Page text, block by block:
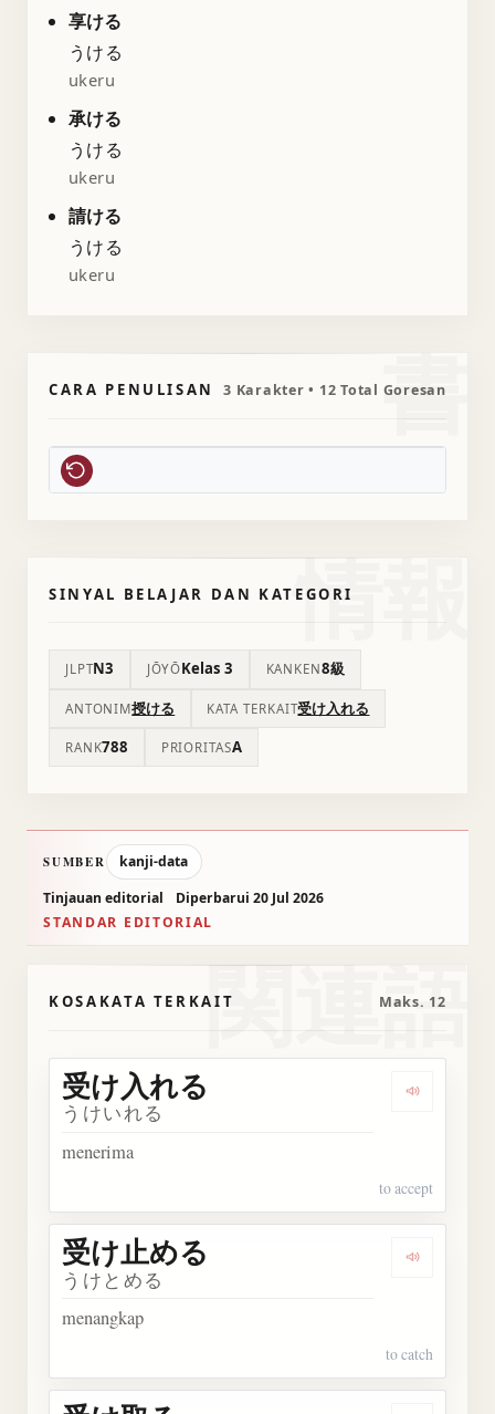
享ける
うける
ukeru
承ける
うける
ukeru
請ける
うける
ukeru
書
CARA PENULISAN 3 Karakter • 12 Total Goresan
情報
SINYAL BELAJAR DAN KATEGORI
JLPTN3 JŌYŌKelas 3 KANKEN8級
ANTONIM授ける KATA TERKAIT受け入れる
RANK788 PRIORITASA
SUMBER
kanji-data
Tinjauan editorial
Diperbarui 20 Jul 2026
STANDAR EDITORIAL
関連語
KOSAKATA TERKAIT Maks. 12
受け入れる
うけいれる
menerima
to accept
受け止める
うけとめる
menangkap
to catch